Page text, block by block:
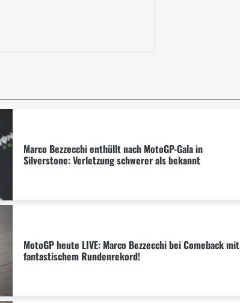
Marco Bezzecchi enthüllt nach MotoGP-Gala in
Silverstone: Verletzung schwerer als bekannt
MotoGP heute LIVE: Marco Bezzecchi bei Comeback mit
fantastischem Rundenrekord!